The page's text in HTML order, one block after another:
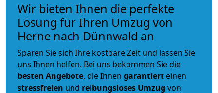
Wir bieten Ihnen die perfekte
Lösung für Ihren Umzug von
Herne nach Dünnwald an
Sparen Sie sich Ihre kostbare Zeit und lassen Sie
uns Ihnen helfen. Bei uns bekommen Sie die
besten Angebote, die Ihnen garantiert einen
stressfreien und reibungsloses Umzug von